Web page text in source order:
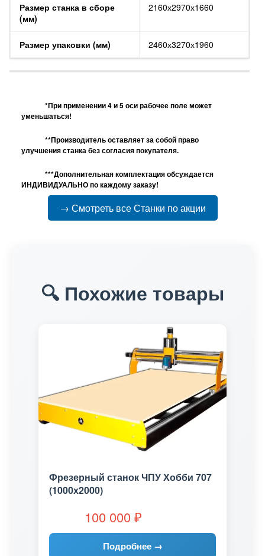
Размер станка в сборе
(мм)
2160х2970х1660
Размер упаковки (мм) 2460х3270х1960
*При применении 4 и 5 оси рабочее поле может
уменьшаться!
**Производитель оставляет за собой право
улучшения станка без согласия покупателя.
***Дополнительная комплектация обсуждается
ИНДИВИДУАЛЬНО по каждому заказу!
→ Смотреть все Станки по акции
🔍 Похожие товары
Фрезерный станок ЧПУ Хобби 707
(1000х2000)
100 000 ₽
Подробнее →